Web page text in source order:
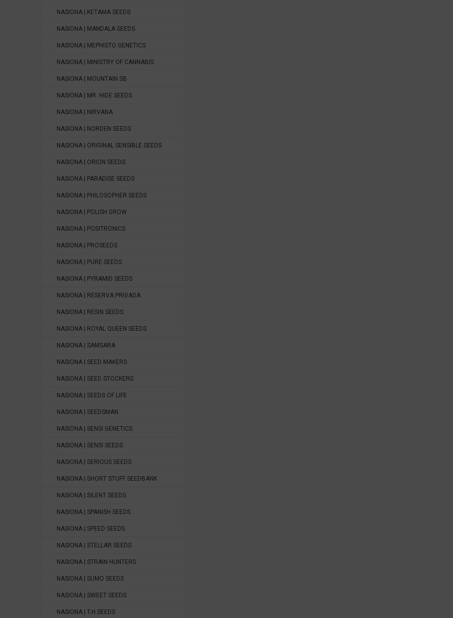
NASIONA | KETAMA SEEDS
NASIONA | MANDALA SEEDS
NASIONA | MEPHISTO GENETICS
NASIONA | MINISTRY OF CANNABIS
NASIONA | MOUNTAIN SB
NASIONA | MR. HIDE SEEDS
NASIONA | NIRVANA
NASIONA | NORDEN SEEDS
NASIONA | ORIGINAL SENSIBLE SEEDS
NASIONA | ORION SEEDS
NASIONA | PARADISE SEEDS
NASIONA | PHILOSOPHER SEEDS
NASIONA | POLISH GROW
NASIONA | POSITRONICS
NASIONA | PROSEEDS
NASIONA | PURE SEEDS
NASIONA | PYRAMID SEEDS
NASIONA | RESERVA PRIVADA
NASIONA | RESIN SEEDS
NASIONA | ROYAL QUEEN SEEDS
NASIONA | SAMSARA
NASIONA | SEED MAKERS
NASIONA | SEED STOCKERS
NASIONA | SEEDS OF LIFE
NASIONA | SEEDSMAN
NASIONA | SENSI GENETICS
NASIONA | SENSI SEEDS
NASIONA | SERIOUS SEEDS
NASIONA | SHORT STUFF SEEDBANK
NASIONA | SILENT SEEDS
NASIONA | SPANISH SEEDS
NASIONA | SPEED SEEDS
NASIONA | STELLAR SEEDS
NASIONA | STRAIN HUNTERS
NASIONA | SUMO SEEDS
NASIONA | SWEET SEEDS
NASIONA | T.H.SEEDS